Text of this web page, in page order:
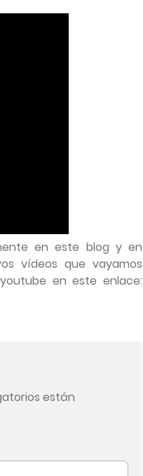
en este blog y en
vídeos que vayamos
en este enlace:
están